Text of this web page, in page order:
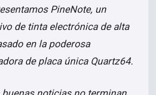
PineNote, un
de tinta electrónica de alta
en la poderosa
de placa única Quartz64.